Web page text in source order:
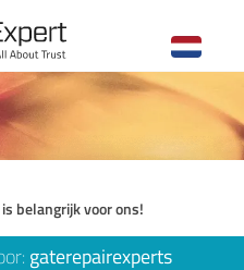
belangrijk voor ons!
gaterepairexperts